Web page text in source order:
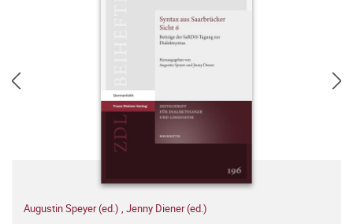
Augustin Speyer (ed.) , Jenny Diener (ed.)